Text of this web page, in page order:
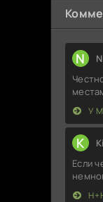
N
У
K
Если